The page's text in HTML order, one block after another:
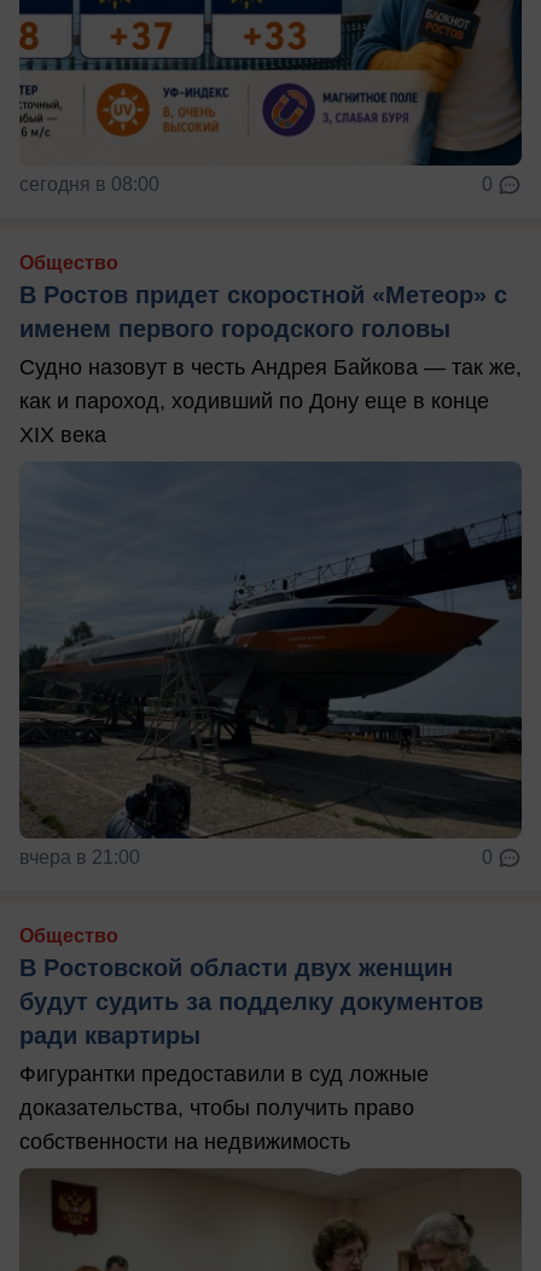
сегодня в 08:00 0
Общество
В Ростов придет скоростной «Метеор» с
именем первого городского головы
Судно назовут в честь Андрея Байкова — так же,
как и пароход, ходивший по Дону еще в конце
XIX века
вчера в 21:00 0
Общество
В Ростовской области двух женщин
будут судить за подделку документов
ради квартиры
Фигурантки предоставили в суд ложные
доказательства, чтобы получить право
собственности на недвижимость